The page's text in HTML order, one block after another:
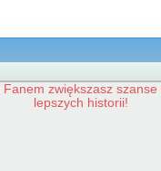
zwiększasz
lepszych historii!